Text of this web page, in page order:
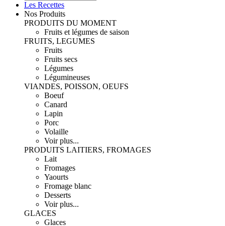
Les Recettes
Nos Produits
PRODUITS DU MOMENT
Fruits et légumes de saison
FRUITS, LEGUMES
Fruits
Fruits secs
Légumes
Légumineuses
VIANDES, POISSON, OEUFS
Boeuf
Canard
Lapin
Porc
Volaille
Voir plus...
PRODUITS LAITIERS, FROMAGES
Lait
Fromages
Yaourts
Fromage blanc
Desserts
Voir plus...
GLACES
Glaces